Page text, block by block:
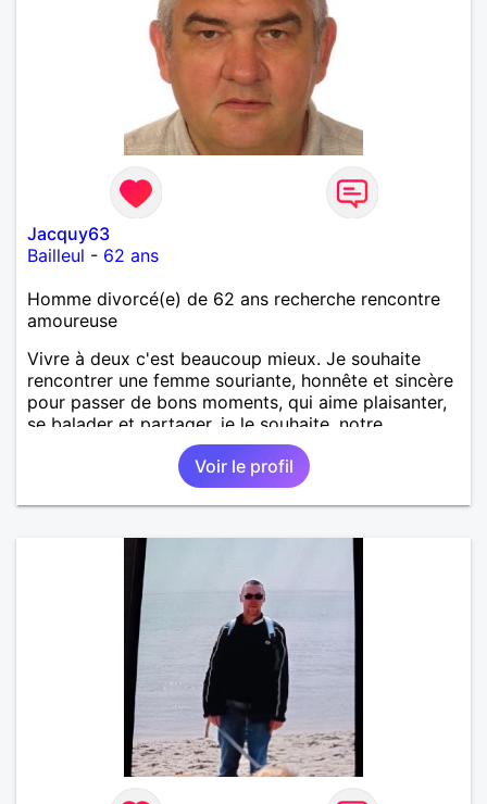
Jacquy63
Bailleul - 62 ans
Homme divorcé(e) de 62 ans recherche rencontre
amoureuse
Vivre à deux c'est beaucoup mieux. Je souhaite
rencontrer une femme souriante, honnête et sincère
pour passer de bons moments, qui aime plaisanter,
se balader et partager, je le souhaite, notre
complicité. J'aime beaucoup les chantiers de
randonnée pour se défouler, se relaxer, se détendre
et finalement prendre du bon temps. C'est difficile
de tout dire en quelques lignes. En revanche, vous
d'informations. A bientôt
Voir le profil